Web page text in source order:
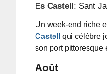
Es Castell: Sant
Un week-end riche
Castell qui célèbre
son port pittoresque
Août